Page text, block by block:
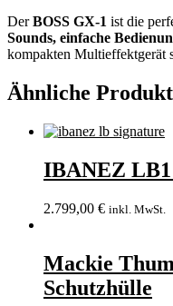
DerBOSS GX-1 ist die
Sounds, einfache
kompakten Multieffektgerät
Ähnliche
IBANEZ
2.799,00 € inkl. MwSt.
Mackie
Schutzhülle